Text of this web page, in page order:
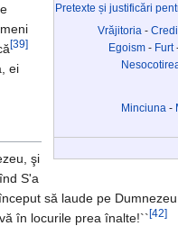
Pretexte și justificări
Vrăjitoria -
Egoism- Furt
Minciuna -
[39]
ei
şi
S'a
să laude pe
în locurile prea înalte!``[42]